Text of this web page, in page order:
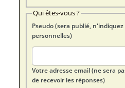
Qui êtes-vous ?
Pseudo (sera publié,
personnelles)
Votre adresse email (ne sera
de recevoir les réponses)